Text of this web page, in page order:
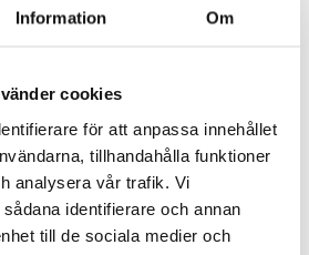
Information Om
cookies
för att anpassa innehållet
tillhandahålla funktioner
analysera vår trafik. Vi
identifierare och annan
till de sociala medier och
Arganmidas Nourishing
Curls Detangling Hair Spray
kr 249